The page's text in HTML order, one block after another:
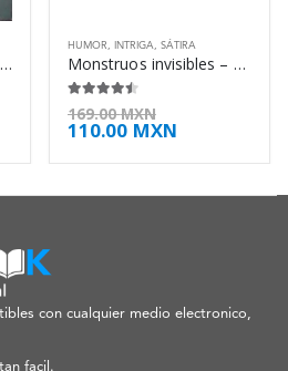
El caso del tutor en apuros – Erle Stanley Gardner
HUMOR , INTRIGA, SÁTIRA
Monstruos invisibles – Chuck Palahniuk
4.38 de 5
169.00MXN
110.00 MXN
con cualquier medio electronico,
facil.